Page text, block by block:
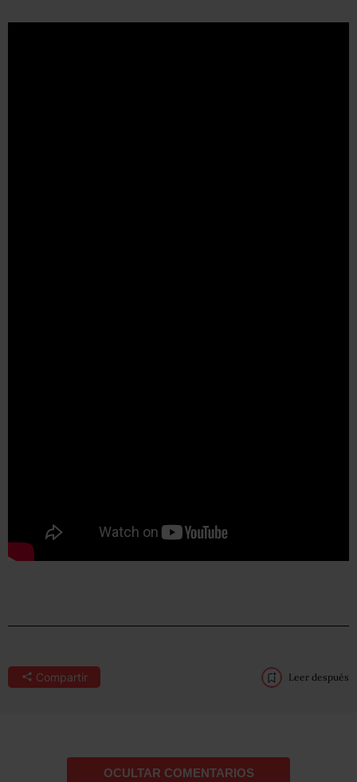
Compartir Leer después
OCULTAR COMENTARIOS